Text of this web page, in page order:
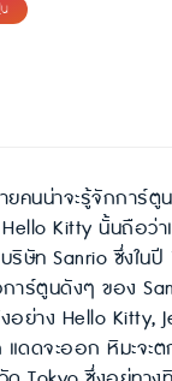
ยคนน่าจะรู้จักการ์
Hello Kitty นั้นถือว่
ริษัท Sanrio ซึ่งใน
การ์ตูนดังๆ ของ
อย่าง Hello Kitty,
แดดจะออก หิมะจะ